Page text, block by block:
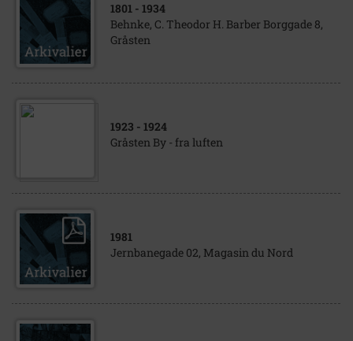
1801 - 1934
Behnke, C. Theodor H. Barber Borggade 8,
Gråsten
1923 - 1924
Gråsten By - fra luften
1981
Jernbanegade 02, Magasin du Nord